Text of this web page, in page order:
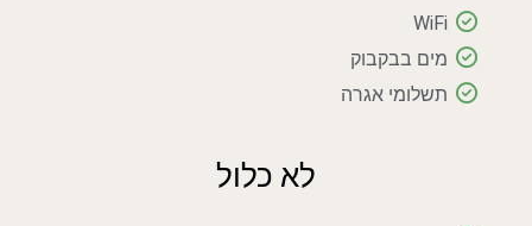
WiFi
מים בבקבוק
תשלומי אגרה
לא כלול